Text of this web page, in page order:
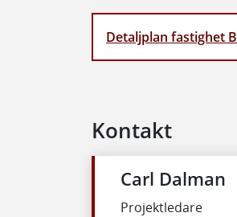
Detaljplan fastighet
Kontakt
Carl Dalman
Projektledare